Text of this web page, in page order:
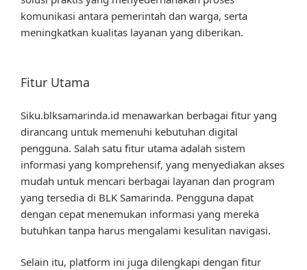
komunikasi antara pemerintah dan warga, serta
meningkatkan kualitas layanan yang diberikan.
Fitur Utama
Siku.blksamarinda.id menawarkan berbagai fitur yang
dirancang untuk memenuhi kebutuhan digital
pengguna. Salah satu fitur utama adalah sistem
informasi yang komprehensif, yang menyediakan akses
mudah untuk mencari berbagai layanan dan program
yang tersedia di BLK Samarinda. Pengguna dapat
dengan cepat menemukan informasi yang mereka
butuhkan tanpa harus mengalami kesulitan navigasi.
Selain itu, platform ini juga dilengkapi dengan fitur